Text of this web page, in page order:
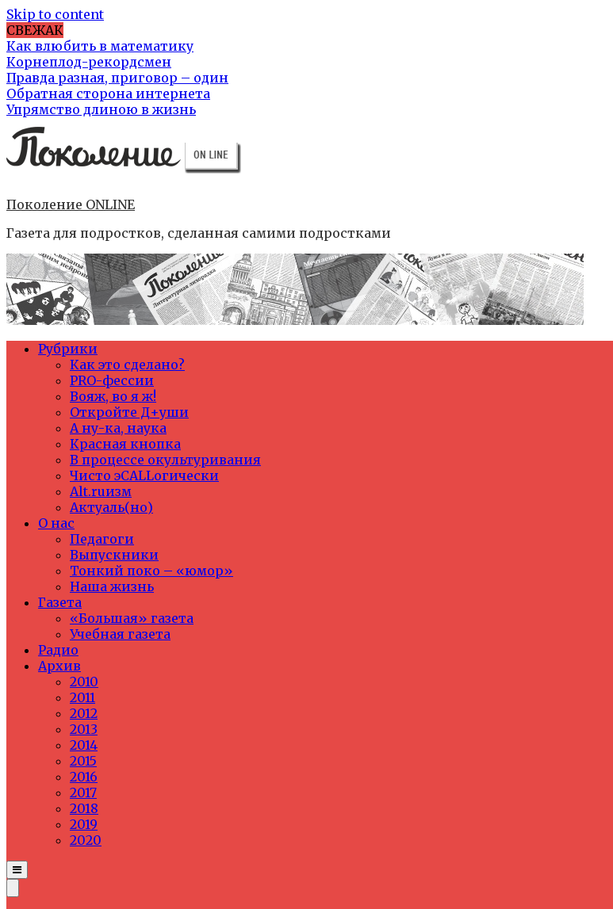
Skip to content
СВЕЖАК
Как влюбить в математику
Корнеплод-рекордсмен
Правда разная, приговор – один
Обратная сторона интернета
Упрямство длиною в жизнь
Поколение ONLINE
Газета для подростков, сделанная самими подростками
Рубрики
Как это сделано?
PRO-фессии
Вояж, во я ж!
Откройте Д+уши
А ну-ка, наука
Красная кнопка
В процессе окультуривания
Чисто эCALLогически
Alt.ruизм
Актуаль(но)
О нас
Педагоги
Выпускники
Тонкий поко – «юмор»
Наша жизнь
Газета
«Большая» газета
Учебная газета
Радио
Архив
2010
2011
2012
2013
2014
2015
2016
2017
2018
2019
2020